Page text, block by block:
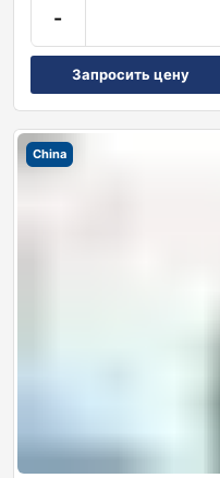
-
Запросить цену
China